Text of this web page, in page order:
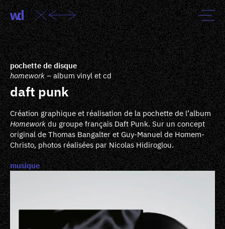
pochette de disque
homework– album vinyl et cd
daft punk
Création graphique et réalisation de la pochette de l’album
Homeworkdu groupe français Daft Punk. Sur un concept
original de Thomas Bangalter et Guy-Manuel de Homem-
Christo, photos réalisées par Nicolas Hidiroglou.
musique